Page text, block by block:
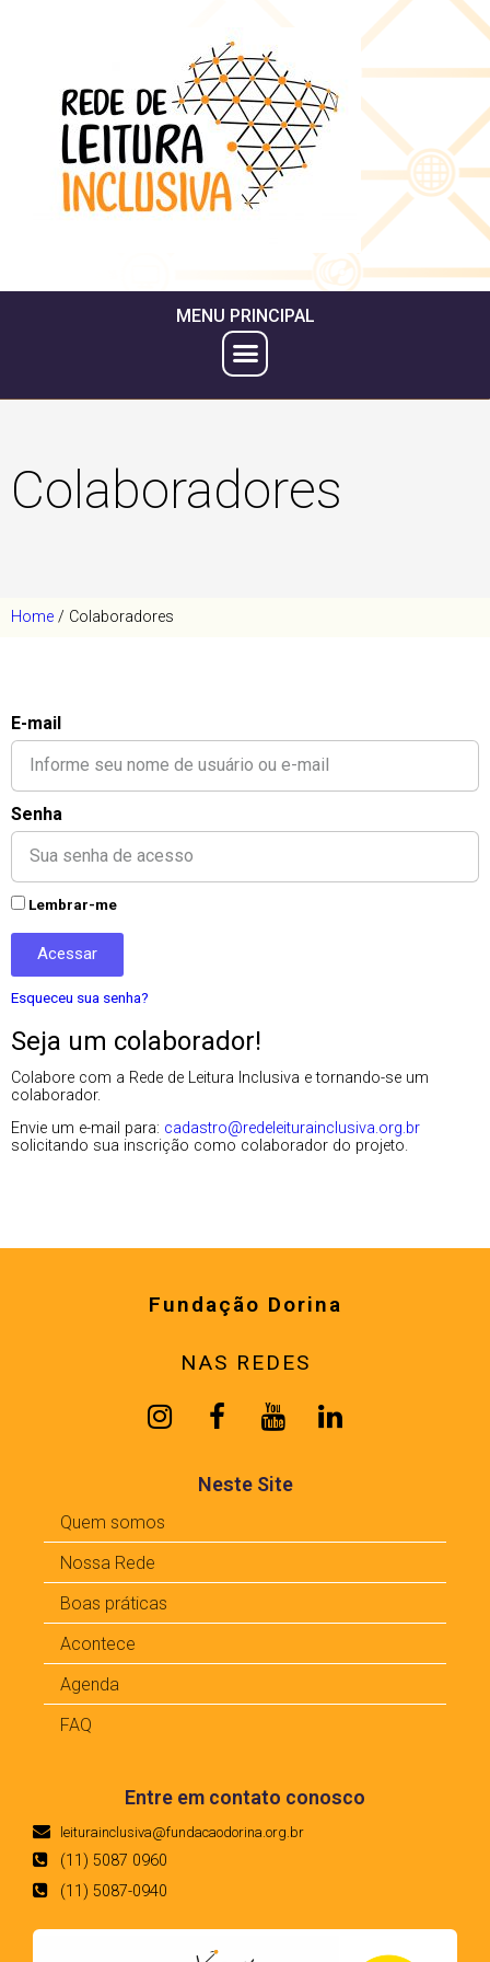
MENU PRINCIPAL
Colaboradores
Home / Colaboradores
E-mail
Senha
Lembrar-me
Acessar
Esqueceu sua senha?
Seja um colaborador!
Colabore com a Rede de Leitura Inclusiva e tornando-se um
colaborador.
Envie um e-mail para: cadastro@redeleiturainclusiva.org.br
solicitando sua inscrição como colaborador do projeto.
Fundação Dorina
NAS REDES
Neste Site
Quem somos
Nossa Rede
Boas práticas
Acontece
Agenda
FAQ
Entre em contato conosco
leiturainclusiva@fundacaodorina.org.br
(11) 5087 0960
(11) 5087-0940